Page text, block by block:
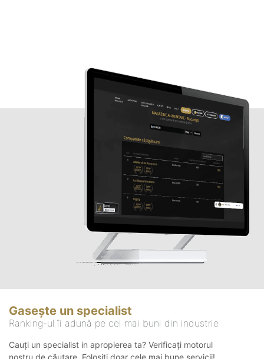
Gasește un specialist
Ranking-ul îi adună pe cei mai buni din industrie
Cauți un specialist in apropierea ta? Verificați motorul
nostru de căutare. Folosiți doar cele mai bune servicii!